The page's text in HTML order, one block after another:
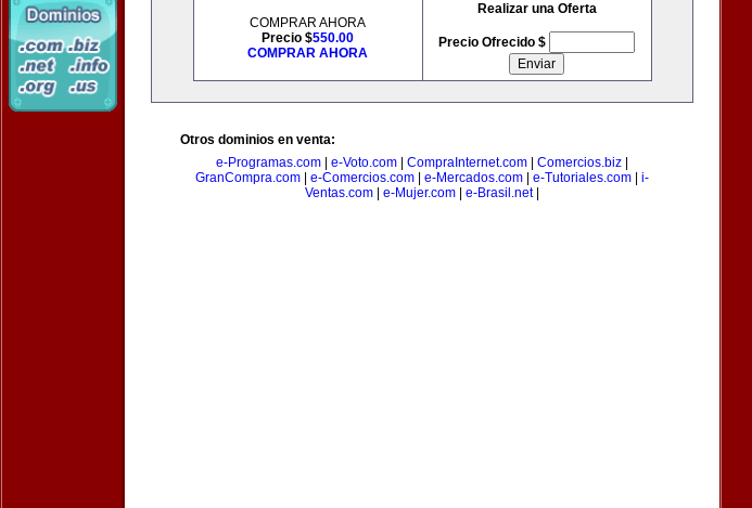
COMPRAR AHORA
Precio $550.00
COMPRAR AHORA
Realizar una Oferta
Precio Ofrecido $
Otros dominios en venta:
e-Programas.com
e-Voto.com CompraInternet.com Comercios.biz
GranCompra.com
e-Comercios.com e-Mercados.com e-Tutoriales.com
i-
Ventas.com
e-Mujer.com e-Brasil.net|